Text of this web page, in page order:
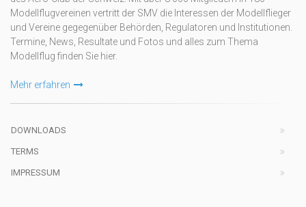
Modellflugvereinen vertritt der SMV die Interessen der Modellflieger
und Vereine gegegenüber Behörden, Regulatoren und Institutionen.
Termine, News, Resultate und Fotos und alles zum Thema
Modellflug finden Sie hier.
Mehr erfahren
DOWNLOADS
TERMS
IMPRESSUM